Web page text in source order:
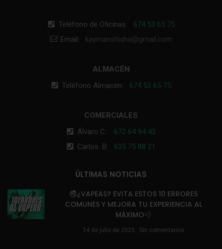
Teléfono de Oficinas: 674 53 65 75
Email:
kaymanshisha@gmail.com
ALMACÉN
Teléfono Almacén: 674 53 65 75
COMERCIALES
Álvaro C.: 672 64 94 43
Carlos. B: 635 75 88 21
ÚLTIMAS NOTICIAS
🚭¿VAPEAS? EVITA ESTOS 10 ERRORES
COMUNES Y MEJORA TU EXPERIENCIA AL
MÁXIMO💨
14 de julio de 2025 Sin comentarios